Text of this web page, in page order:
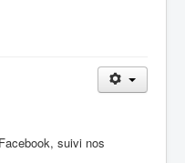
suivi nos